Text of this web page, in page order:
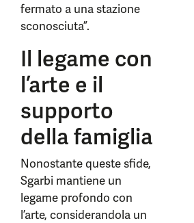
fermato a una stazione
sconosciuta”.
Il legame con
l’arte e il
supporto
della famiglia
Nonostante queste sfide,
Sgarbi mantiene un
legame profondo con
l’arte, considerandola un